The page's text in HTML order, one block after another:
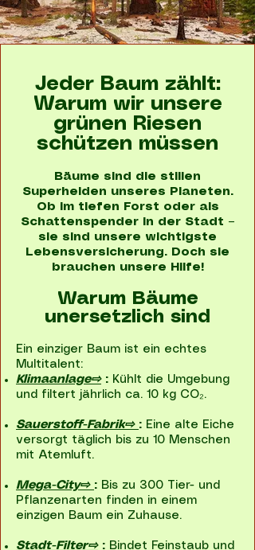
Jeder Baum zählt:
Warum wir unsere
grünen Riesen
schützen müssen
Bäume sind die stillen
Superhelden unseres Planeten.
Ob im tiefen Forst oder als
Schattenspender in der Stadt –
sie sind unsere wichtigste
Lebensversicherung. Doch sie
brauchen unsere Hilfe!
Warum Bäume
unersetzlich sind
Ein einziger Baum ist ein echtes
Multitalent:
Klimaanlage⇨ : Kühlt die Umgebung
und filtert jährlich ca. 10 kg CO₂.
Sauerstoff-Fabrik⇨ : Eine alte Eiche
versorgt täglich bis zu 10 Menschen
mit Atemluft.
Mega-City⇨ : Bis zu 300 Tier- und
Pflanzenarten finden in einem
einzigen Baum ein Zuhause.
Stadt-Filter⇨: Bindet Feinstaub und